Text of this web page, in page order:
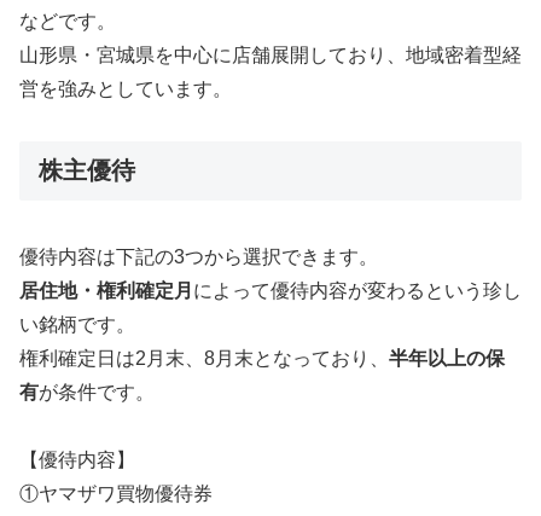
などです。
山形県・宮城県を中心に店舗展開しており、地域密着型経
営を強みとしています。
株主優待
優待内容は下記の3つから選択できます。
居住地・権利確定月 によって優待内容が変わるという珍し
い銘柄です。
権利確定日は2月末、8月末となっており、 半年以上の保
有が条件です。
【優待内容】
①ヤマザワ買物優待券